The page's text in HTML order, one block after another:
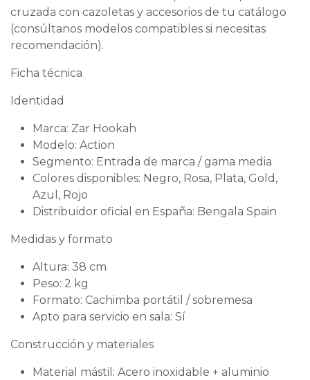
cruzada con cazoletas y accesorios de tu catálogo
(consúltanos modelos compatibles si necesitas
recomendación).
Ficha técnica
Identidad
Marca: Zar Hookah
Modelo: Action
Segmento: Entrada de marca / gama media
Colores disponibles: Negro, Rosa, Plata, Gold,
Azul, Rojo
Distribuidor oficial en España: Bengala Spain
Medidas y formato
Altura: 38 cm
Peso: 2 kg
Formato: Cachimba portátil / sobremesa
Apto para servicio en sala: Sí
Construcción y materiales
Material mástil: Acero inoxidable + aluminio